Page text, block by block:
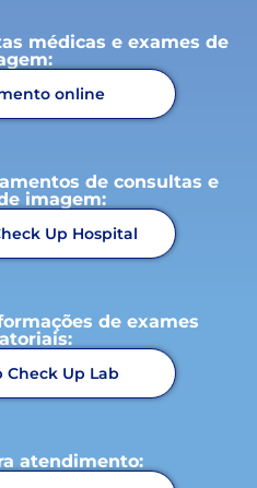
médicas e exames de
online
de consultas e
imagem:
Up Hospital
de exames
Check Up Lab
atendimento: